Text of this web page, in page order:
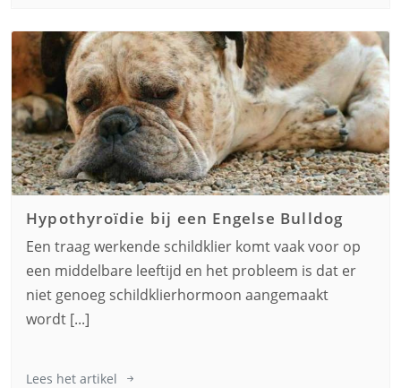
Hypothyroïdie bij een Engelse Bulldog
Een traag werkende schildklier komt vaak voor op
een middelbare leeftijd en het probleem is dat er
niet genoeg schildklierhormoon aangemaakt
wordt [...]
Lees het artikel